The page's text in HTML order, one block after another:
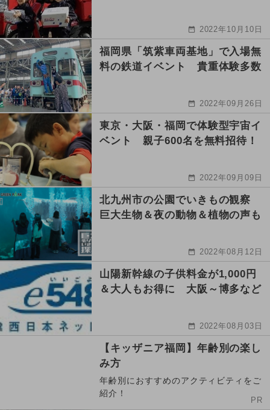
2022年10月10日
福岡県「筑紫車両基地」で入場無
料の鉄道イベント 貴重体験多数
2022年09月26日
東京・大阪・福岡で体験型宇宙イ
ベント 親子600名を無料招待！
2022年09月09日
北九州市の公園でいきもの観察
巨大生物＆夜の動物＆植物の声も
2022年08月12日
山陽新幹線の子供料金が1,000円
＆大人もお得に 大阪～博多など
2022年08月03日
【キッザニア福岡】年齢別の楽し
み方
年齢別におすすめのアクティビティをご
紹介！
PR